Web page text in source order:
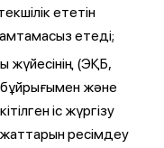
ететін
етеді;
жүйесінің (ЭҚБ,
және
іс жүргізу
ресімдеу